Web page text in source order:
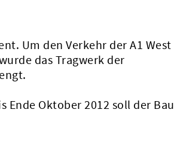
Um den Verkehr der A1 West
das Tragwerk der
Ende Oktober 2012 soll der Bau